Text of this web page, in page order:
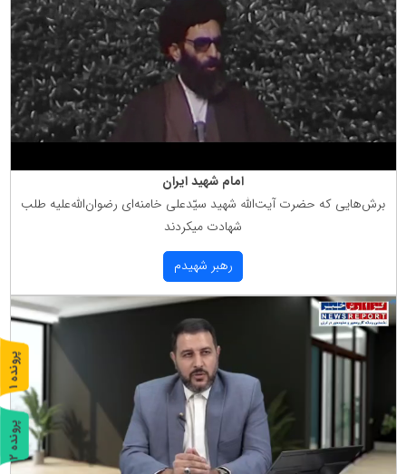
امام شهید ایران
برش‌هایی كه حضرت آیت‌الله شهید سیّدعلی خامنه‌ای رضوان‌الله‌علیه طلب
شهادت میكردند
رهبر شهیدم
پ
ر
و
ن
د
ه
1
پ
ر
و
ن
د
ه
2